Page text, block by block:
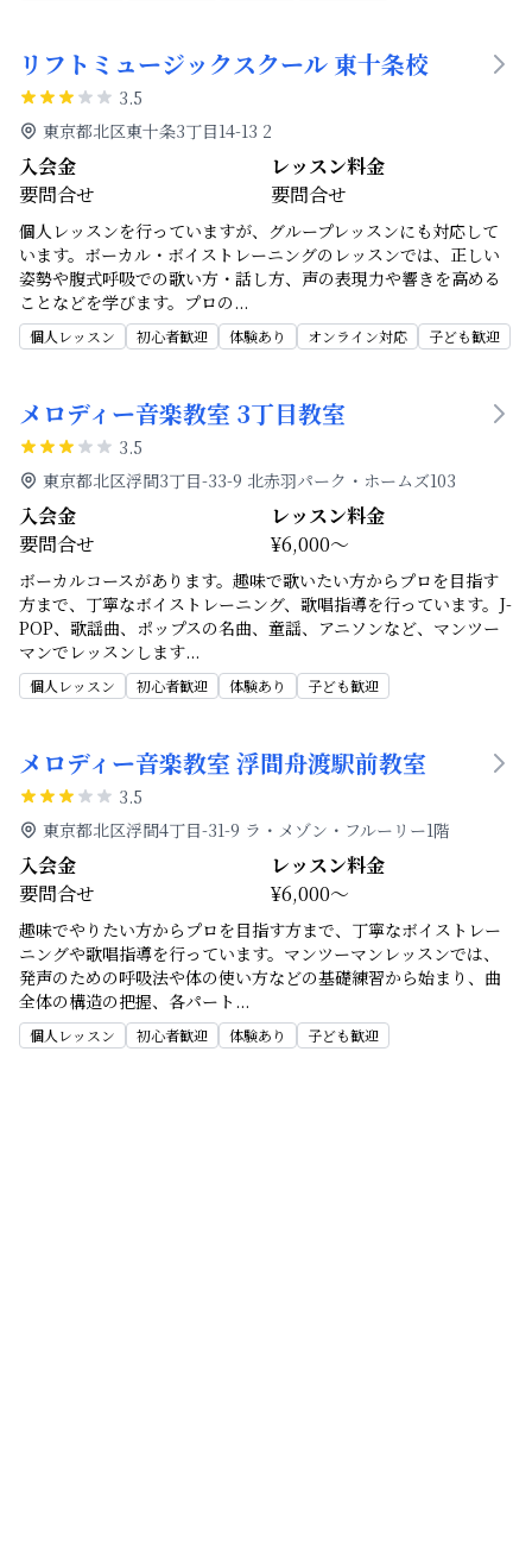
リフトミュージックスクール 東十条校
3.5
東京都北区東十条3丁目14-13 2
入会金
要問合せ
レッスン料金
要問合せ
個人レッスンを行っていますが、グループレッスンにも対応して
います。ボーカル・ボイストレーニングのレッスンでは、正しい
姿勢や腹式呼吸での歌い方・話し方、声の表現力や響きを高める
ことなどを学びます。プロの...
個人レッスン 初心者歓迎 体験あり オンライン対応 子ども歓迎
メロディー音楽教室 3丁目教室
3.5
東京都北区浮間3丁目-33-9 北赤羽パーク・ホームズ103
入会金
要問合せ
レッスン料金
¥6,000～
ボーカルコースがあります。趣味で歌いたい方からプロを目指す
方まで、丁寧なボイストレーニング、歌唱指導を行っています。J-
POP、歌謡曲、ポップスの名曲、童謡、アニソンなど、マンツー
マンでレッスンします...
個人レッスン 初心者歓迎 体験あり 子ども歓迎
メロディー音楽教室 浮間舟渡駅前教室
3.5
東京都北区浮間4丁目-31-9 ラ・メゾン・フルーリー1階
入会金
要問合せ
レッスン料金
¥6,000～
趣味でやりたい方からプロを目指す方まで、丁寧なボイストレー
ニングや歌唱指導を行っています。マンツーマンレッスンでは、
発声のための呼吸法や体の使い方などの基礎練習から始まり、曲
全体の構造の把握、各パート ...
個人レッスン 初心者歓迎 体験あり 子ども歓迎